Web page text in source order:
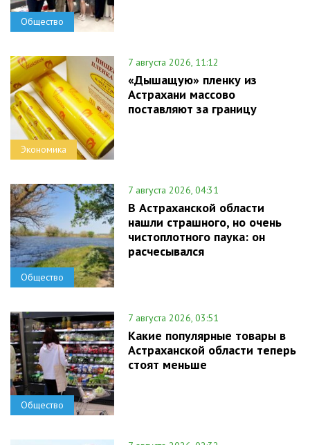
Общество
Экономика
7 августа 2026, 11:12
«Дышащую» пленку из
Астрахани массово
поставляют за границу
Общество
7 августа 2026, 04:31
В Астраханской области
нашли страшного, но очень
чистоплотного паука: он
расчесывался
Общество
7 августа 2026, 03:51
Какие популярные товары в
Астраханской области теперь
стоят меньше